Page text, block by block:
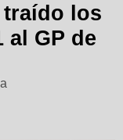
traído los
al GP de